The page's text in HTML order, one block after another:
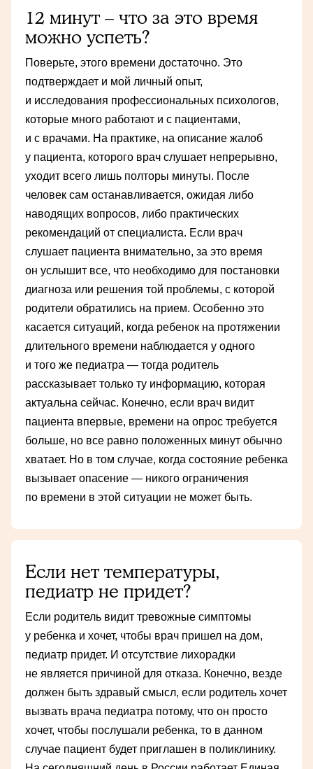
12 минут – что за это время
можно успеть?
Поверьте, этого времени достаточно. Это
подтверждает и мой личный опыт,
и исследования профессиональных психологов,
которые много работают и с пациентами,
и с врачами. На практике, на описание жалоб
у пациента, которого врач слушает непрерывно,
уходит всего лишь полторы минуты. После
человек сам останавливается, ожидая либо
наводящих вопросов, либо практических
рекомендаций от специалиста. Если врач
слушает пациента внимательно, за это время
он услышит все, что необходимо для постановки
диагноза или решения той проблемы, с которой
родители обратились на прием. Особенно это
касается ситуаций, когда ребенок на протяжении
длительного времени наблюдается у одного
и того же педиатра — тогда родитель
рассказывает только ту информацию, которая
актуальна сейчас. Конечно, если врач видит
пациента впервые, времени на опрос требуется
больше, но все равно положенных минут обычно
хватает. Но в том случае, когда состояние ребенка
вызывает опасение — никого ограничения
по времени в этой ситуации не может быть.
Если нет температуры,
педиатр не придет?
Если родитель видит тревожные симптомы
у ребенка и хочет, чтобы врач пришел на дом,
педиатр придет. И отсутствие лихорадки
не является причиной для отказа. Конечно, везде
должен быть здравый смысл, если родитель хочет
вызвать врача педиатра потому, что он просто
хочет, чтобы послушали ребенка, то в данном
случае пациент будет приглашен в поликлинику.